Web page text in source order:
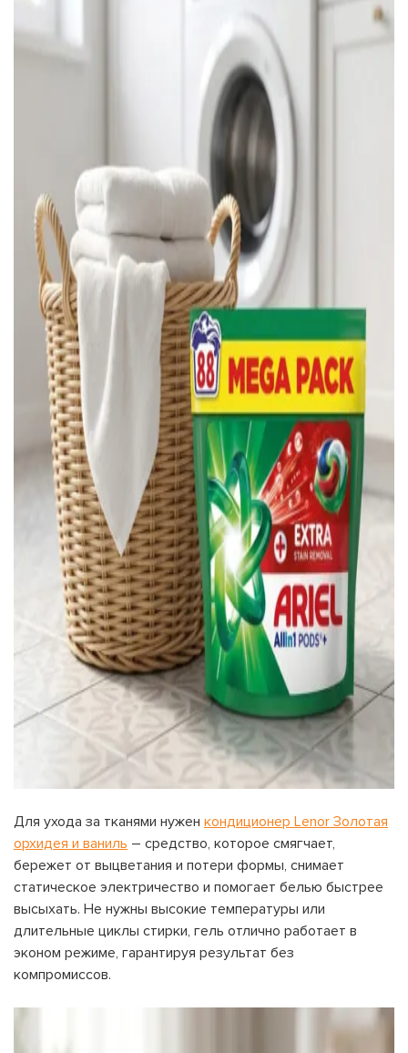
Для ухода за тканями нужен кондиционер Lenor Золотая
орхидея и ваниль – средство, которое смягчает,
бережет от выцветания и потери формы, снимает
статическое электричество и помогает белью быстрее
высыхать. Не нужны высокие температуры или
длительные циклы стирки, гель отлично работает в
эконом режиме, гарантируя результат без
компромиссов.